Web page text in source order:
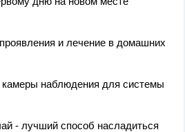
и лечение в домашних
камеры наблюдения для системы
- лучший способ насладиться